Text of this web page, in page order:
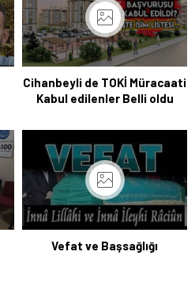
Cihanbeyli de TOKİ Müracaati
Kabul edilenler Belli oldu
Vefat ve Başsağlığı